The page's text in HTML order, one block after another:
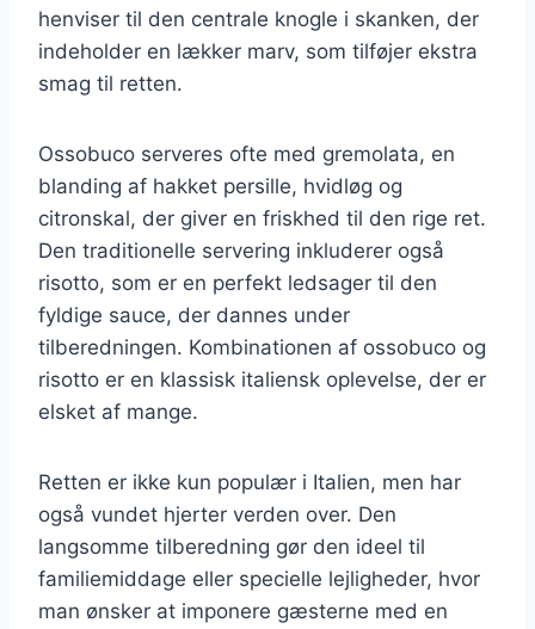
henviser til den centrale knogle i skanken, der
indeholder en lækker marv, som tilføjer ekstra
smag til retten.
Ossobuco serveres ofte med gremolata, en
blanding af hakket persille, hvidløg og
citronskal, der giver en friskhed til den rige ret.
Den traditionelle servering inkluderer også
risotto, som er en perfekt ledsager til den
fyldige sauce, der dannes under
tilberedningen. Kombinationen af ossobuco og
risotto er en klassisk italiensk oplevelse, der er
elsket af mange.
Retten er ikke kun populær i Italien, men har
også vundet hjerter verden over. Den
langsomme tilberedning gør den ideel til
familiemiddage eller specielle lejligheder, hvor
man ønsker at imponere gæsterne med en